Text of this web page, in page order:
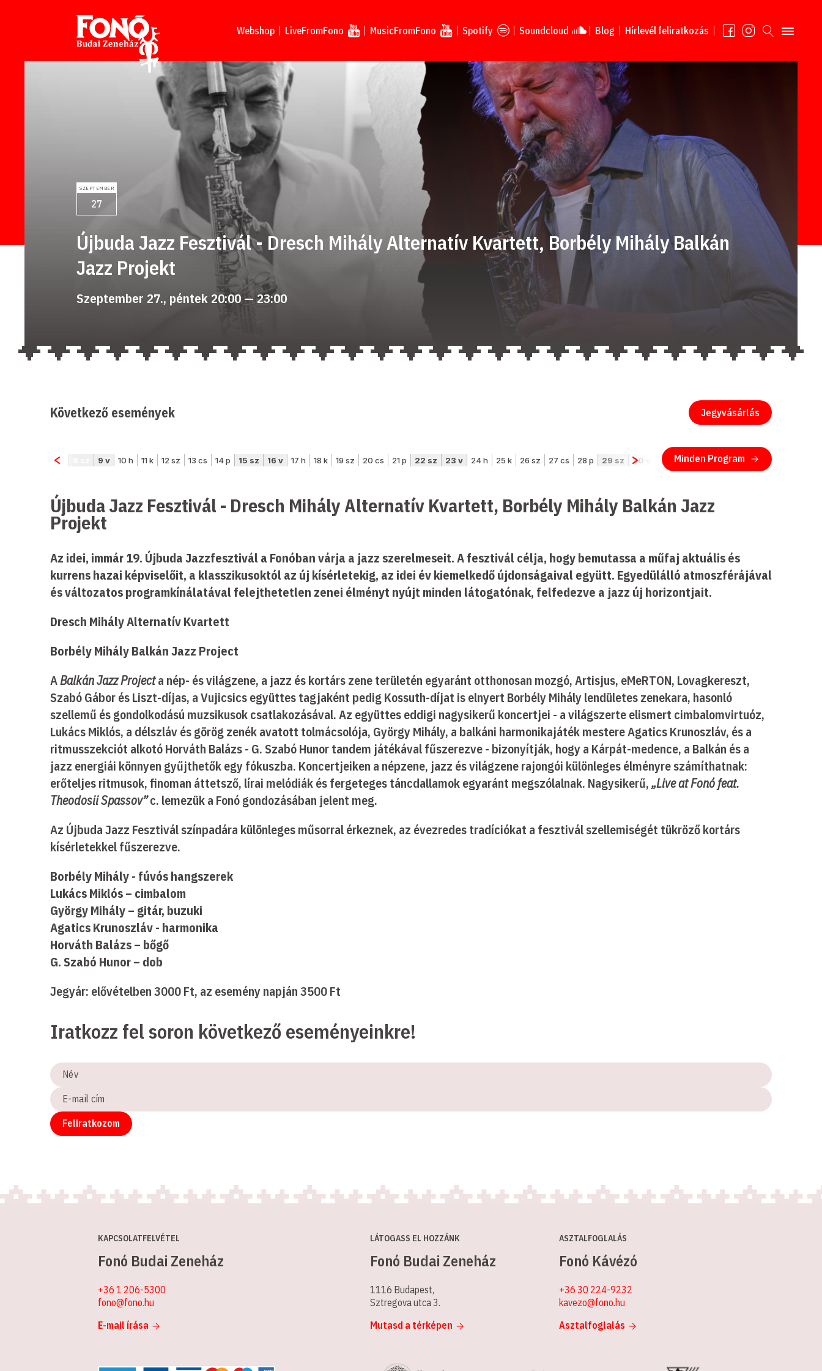
Tovább a tartalomhoz
Webshop LiveFromFono MusicFromFono Spotify Soundcloud Blog Hírlevél feliratkozás
SZEPTEMBER
27
Újbuda Jazz Fesztivál - Dresch Mihály Alternatív Kvartett, Borbély Mihály Balkán
Jazz Projekt
Szeptember 27., péntek 20:00 — 23:00
Jegyvásárlás
Következő események
Újbuda Jazz Fesztivál - Dresch Mihály Alternatív Kvartett, Borbély Mihály Balkán Jazz
Projekt
Az idei, immár 19. Újbuda Jazzfesztivál a Fonóban várja a jazz szerelmeseit. A fesztivál célja, hogy bemutassa a műfaj aktuális és
kurrens hazai képviselőit, a klasszikusoktól az új kísérletekig, az idei év kiemelkedő újdonságaival együtt. Egyedülálló atmoszférájával
és változatos programkínálatával felejthetetlen zenei élményt nyújt minden látogatónak, felfedezve a jazz új horizontjait.
Dresch Mihály Alternatív Kvartett
Borbély Mihály Balkán Jazz Project
ABalkán Jazz Projecta nép- és világzene, a jazz és kortárs zene területén egyaránt otthonosan mozgó, Artisjus, eMeRTON, Lovagkereszt,
Szabó Gábor és Liszt-díjas, a Vujicsics együttes tagjaként pedig Kossuth-díjat is elnyert Borbély Mihály lendületes zenekara, hasonló
szellemű és gondolkodású muzsikusok csatlakozásával. Az együttes eddigi nagysikerű koncertjei - a világszerte elismert cimbalomvirtuóz,
Lukács Miklós, a délszláv és görög zenék avatott tolmácsolója, György Mihály, a balkáni harmonikajáték mestere Agatics Krunoszláv, és a
ritmusszekciót alkotó Horváth Balázs - G. Szabó Hunor tandem játékával fűszerezve - bizonyítják, hogy a Kárpát-medence, a Balkán és a
jazz energiái könnyen gyűjthetők egy fókuszba. Koncertjeiken a népzene, jazz és világzene rajongói különleges élményre számíthatnak:
erőteljes ritmusok, finoman áttetsző, lírai melódiák és fergeteges táncdallamok egyaránt megszólalnak. Nagysikerű,„Live at Fonó feat.
Theodosii Spassov”c. lemezük a Fonó gondozásában jelent meg.
Az Újbuda Jazz Fesztivál színpadára különleges műsorral érkeznek, az évezredes tradíciókat a fesztivál szellemiségét tükröző kortárs
kísérletekkel fűszerezve.
Borbély Mihály - fúvós hangszerek
Lukács Miklós – cimbalom
György Mihály – gitár, buzuki
Agatics Krunoszláv - harmonika
Horváth Balázs – bőgő
G. Szabó Hunor – dob
Jegyár: elővételben 3000 Ft, az esemény napján 3500 Ft
Iratkozz fel soron következő eseményeinkre!
Név
E-
mail
cím
Feliratkozom
KAPCSOLATFELVÉTEL
Fonó Budai Zeneház
+36 1 206-5300
fono@fono.hu
E-mail írása
LÁTOGASS EL HOZZÁNK
Fonó Budai Zeneház
1116 Budapest,
Sztregova utca 3.
Mutasd a térképen
ASZTALFOGLALÁS
Fonó Kávézó
+36 30 224-9232
kavezo@fono.hu
Asztalfoglalás